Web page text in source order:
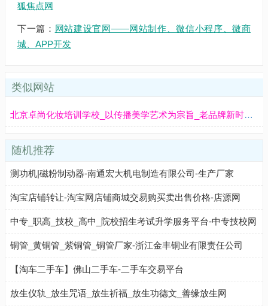
狐焦点网
下一篇： 网站建设官网——网站制作、微信小程序、微商
城、APP开发
类似网站
北京卓尚化妆培训学校_以传播美学艺术为宗旨_老品牌新时尚_设影楼_美甲_人物形象_影视造型等化妆专业课程
随机推荐
测功机|磁粉制动器-南通宏大机电制造有限公司-生产厂家
淘宝店铺转让-淘宝网店铺商城交易购买卖出售价格-店源网
中专_职高_技校_高中_院校招生考试升学服务平台-中专技校网
铜管_黄铜管_紫铜管_铜管厂家-浙江金丰铜业有限责任公司
【淘车二手车】佛山二手车-二手车交易平台
放生仪轨_放生咒语_放生祈福_放生功德文_善缘放生网